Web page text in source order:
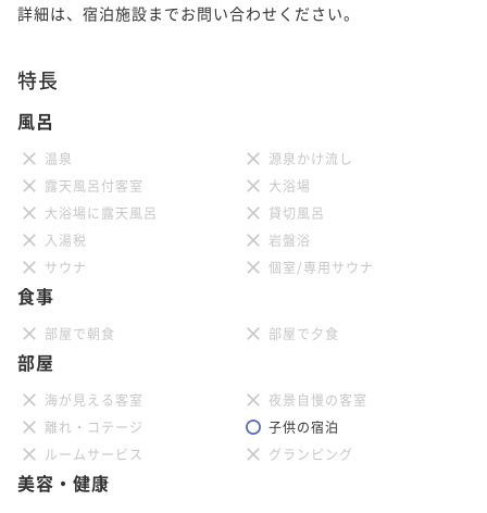
詳細は、宿泊施設までお問い合わせください。
特長
風呂
温泉
源泉かけ流し
露天風呂付客室
大浴場
大浴場に露天風呂
貸切風呂
入湯税
岩盤浴
サウナ
個室/専用サウナ
食事
部屋で朝食 部屋で夕食
部屋
海が見える客室
夜景自慢の客室
離れ・コテージ
子供の宿泊
ルームサービス
グランピング
美容・健康